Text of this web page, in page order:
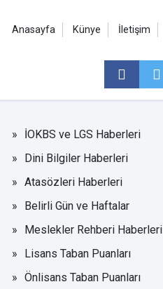
Anasayfa Künye İletişim
İOKBS ve LGS Haberleri
Dini Bilgiler Haberleri
Atasözleri Haberleri
Belirli Gün ve Haftalar
Meslekler Rehberi Haberleri
Lisans Taban Puanları
Önlisans Taban Puanları